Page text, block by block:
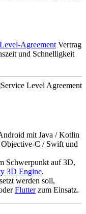
Agreement Vertrag
und Schnelligkeit
mit Java / Kotlin
C / Swift und
Schwerpunkt auf 3D,
3D Engine.
werden soll,
Flutterzum Einsatz.